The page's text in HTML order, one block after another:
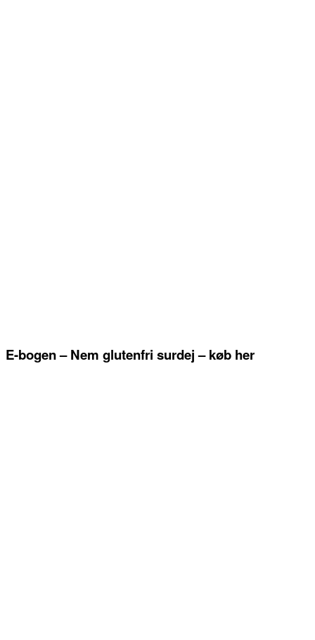
E-bogen – Nem glutenfri surdej – køb her